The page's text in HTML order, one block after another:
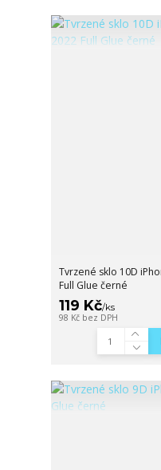
Tvrzené sklo 10D
Full Glue černé
119 Kč/ks
98 Kč bez DPH